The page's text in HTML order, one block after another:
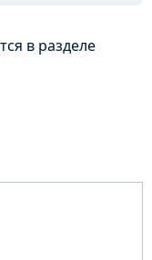
в разделе